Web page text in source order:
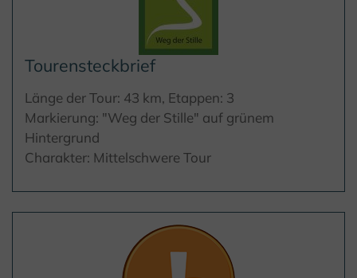
Tourensteckbrief
Länge der Tour: 43 km, Etappen: 3
Markierung: "Weg der Stille" auf grünem
Hintergrund
Charakter: Mittelschwere Tour